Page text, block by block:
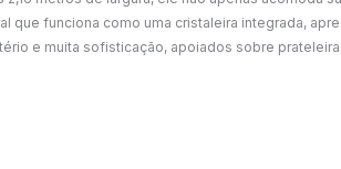
que funciona como uma cristaleira integrada,
e muita sofisticação, apoiados sobre